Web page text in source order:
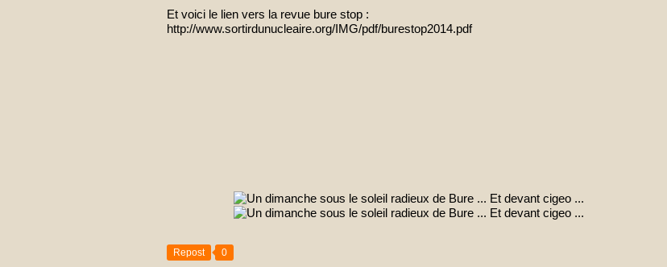
Et voici le lien vers la revue bure stop :
http://www.sortirdunucleaire.org/IMG/pdf/burestop2014.pdf
Repost 0